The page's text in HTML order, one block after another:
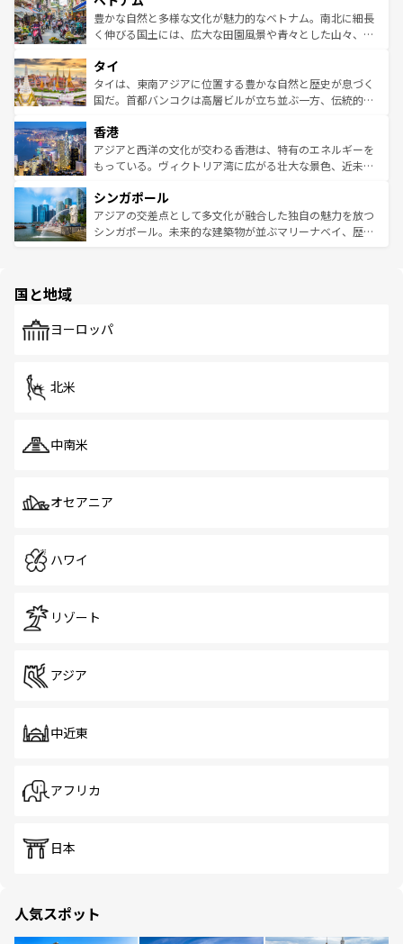
が味わえる。 なお、新着の台湾情報は コンテンツ一覧を参
照してほしい。
できる。そして、キムチや焼肉、絶品のストリートフード
まで、さまざまな韓国料理が待っている。夜には、韓国な
リティに包まれながら、韓国の多彩な魅力を心ゆくまで味
わってみてほしい。 なお、新着の韓国情報はコンテンツ一
覧を参照してほしい。
豊かな自然と多様な文化が魅力的なベトナム。南北に細長
く伸びる国土には、広大な田園風景や青々とした山々、世
急速な発展と共に伝統が息づく。ハノイの古い町並みやホ
ーチミン市のフランス統治時代の建物も、独特の雰囲気を
醸し出している。また、バラエティの豊かさとおいしさで
とつ。フォーやバインミー、ベトナムコーヒーなどは、ぜ
ひ現地で味わいたい。どの地域を訪れてもあたたかい人々
が旅行者を迎えてくれるので、きっと忘れられない旅にな
参照してほしい。
タイ
タイは、東南アジアに位置する豊かな自然と歴史が息づく
国だ。首都バンコクは高層ビルが立ち並ぶ一方、伝統的な
の活気が交差している。北部ではチェンマイなどの山岳地
帯で自然と触れ合い、南部ではプーケットやクラビの美し
いビーチでリゾート気分を楽しむことができる。タイ料理
激する。気候は一年中温暖で、どの季節にも異なる楽しみ
が待っている。親しみやすいタイの人々、仏教を中心とし
た文化、そして多様な観光資源が、訪れる旅人を魅了し続
香港
アジアと西洋の文化が交わる香港は、特有のエネルギーを
もっている。ヴィクトリア湾に広がる壮大な景色、近未来
み、どこを訪れても感動するはず。観光スポットが密集し
ており、効率よく見どころを回れるのも魅力。息をのむよ
うな絶景から文化的な体験まで、香港を存分に楽しみ尽く
シンガポール
アジアの交差点として多文化が融合した独自の魅力を放つ
シンガポール。未来的な建築物が並ぶマリーナベイ、歴史
で、ホーカーズは地元の風情を楽しめる外せないスポット
国と地域
ヨーロッパ
北米
中南米
オセアニア
ハワイ
リゾート
アジア
中近東
アフリカ
日本
人気スポット